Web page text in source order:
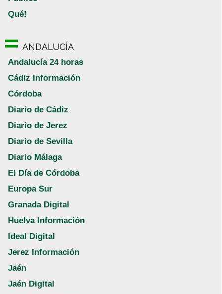
Qué!
ANDALUCÍA
Andalucía 24 horas
Cádiz Información
Córdoba
Diario de Cádiz
Diario de Jerez
Diario de Sevilla
Diario Málaga
El Día de Córdoba
Europa Sur
Granada Digital
Huelva Información
Ideal Digital
Jerez Información
Jaén
Jaén Digital